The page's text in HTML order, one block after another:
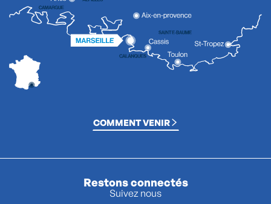
COMMENT VENIR
Restons connectés
Suivez nous